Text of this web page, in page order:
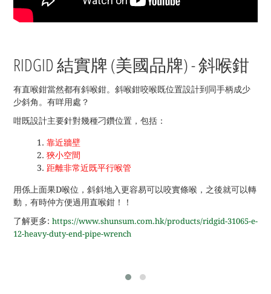
RIDGID 結實牌 (美國品牌) - 斜喉鉗
有直喉鉗當然都有斜喉鉗。斜喉鉗咬喉既位置設計到同手柄成少
少斜角。有咩用處？
咁既設計主要針對幾種刁鑽位置，包括：
靠近牆壁
狹小空間
距離非常近既平行喉管
用係上面果D喉位，斜斜地入更容易可以咬實條喉，之後就可以轉
動，有時仲方便過用直喉鉗！！
了解更多: https://www.shunsum.com.hk/products/ridgid-31065-e-
12-heavy-duty-end-pipe-wrench